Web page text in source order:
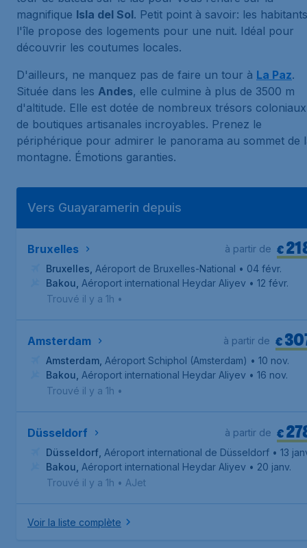
magnifique Isla del Sol. Petit point à savoir: les
l'île propose des logements pour une nuit. Idéal pour
découvrir les coutumes locales.
D'ailleurs, ne manquez pas de faire un tour à La Paz.
Située dans les Andes, elle culmine à plus de 3500 m
d'altitude. Elle est dotée de nombreux trésors
de boutiques artisanales incroyables. Prenez le
périphérique pour admirer le panorama au sommet de
montagne. Émotions garanties.
Vers Guayaramerin depuis
Bruxelles €
à partir de
Bruxelles Aéroport de Bruxelles-National • 04 févr.
Bakou Aéroport international Heydar Aliyev • 12 févr.
Trouvé il y a 1h •
Amsterdam €
à partir de
Amsterdam Aéroport Schiphol (Amsterdam) • 10 nov.
Bakou Aéroport international Heydar Aliyev • 16 nov.
Trouvé il y a 1h •
Düsseldorf €
à partir de
Düsseldorf Aéroport international de Düsseldorf • 13
Bakou Aéroport international Heydar Aliyev • 20 janv.
Trouvé il y a 1h • AJet
Voir la liste complète